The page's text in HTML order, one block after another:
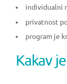
individualni
privatnost
program je
Kakav